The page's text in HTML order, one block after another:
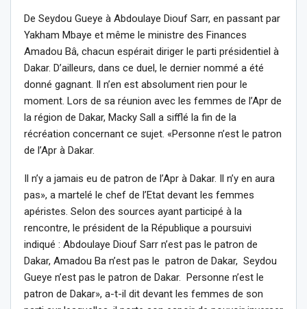
De Seydou Gueye à Abdoulaye Diouf Sarr, en passant par
Yakham Mbaye et même le ministre des Finances
Amadou Bâ, chacun espérait diriger le parti présidentiel à
Dakar. D’ailleurs, dans ce duel, le dernier nommé a été
donné gagnant. Il n’en est absolument rien pour le
moment. Lors de sa réunion avec les femmes de l’Apr de
la région de Dakar, Macky Sall a sifflé la fin de la
récréation concernant ce sujet. «Personne n’est le patron
de l’Apr à Dakar.
Il n’y a jamais eu de patron de l’Apr à Dakar. Il n’y en aura
pas», a martelé le chef de l’Etat devant les femmes
apéristes. Selon des sources ayant participé à la
rencontre, le président de la République a poursuivi
indiqué : Abdoulaye Diouf Sarr n’est pas le patron de
Dakar, Amadou Ba n’est pas le patron de Dakar, Seydou
Gueye n’est pas le patron de Dakar. Personne n’est le
patron de Dakar», a-t-il dit devant les femmes de son